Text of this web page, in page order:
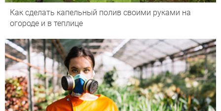
Как сделать капельный полив своими руками на
огороде и в теплице